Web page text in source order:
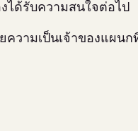
ได้รับความสนใจต่อไป
วามเป็นเจ้าของแผนก